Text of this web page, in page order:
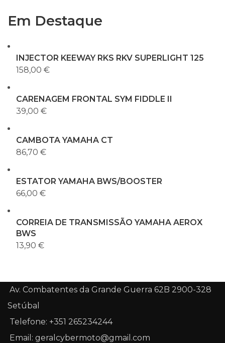
Em Destaque
INJECTOR KEEWAY RKS RKV SUPERLIGHT 125
158,00 €
CARENAGEM FRONTAL SYM FIDDLE II
39,00 €
CAMBOTA YAMAHA CT
86,70 €
ESTATOR YAMAHA BWS/BOOSTER
66,00 €
CORREIA DE TRANSMISSÃO YAMAHA AEROX
BWS
13,90 €
Av. Combatentes da Grande Guerra 62B 2900-328
Setúbal
Telefone: +351 265234244
Email: geralcybermoto@gmail.com